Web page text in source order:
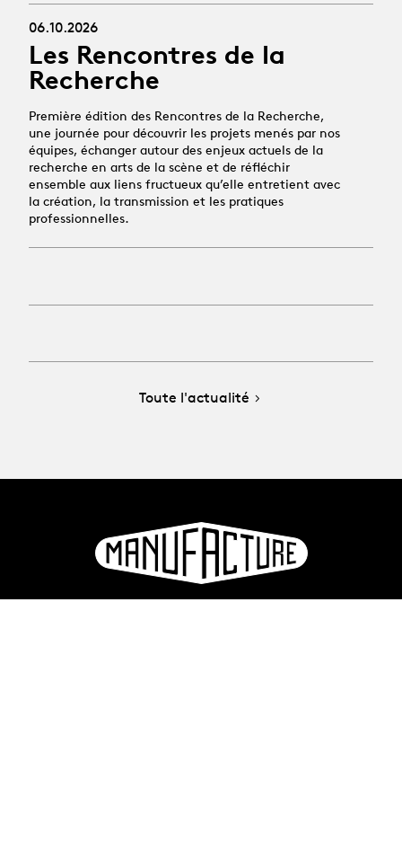
06.10.2026
Les Rencontres de la
Recherche
Première édition des Rencontres de la Recherche,
une journée pour découvrir les projets menés par nos
équipes, échanger autour des enjeux actuels de la
recherche en arts de la scène et de réfléchir
ensemble aux liens fructueux qu’elle entretient avec
la création, la transmission et les pratiques
professionnelles.
Toute l'actualité